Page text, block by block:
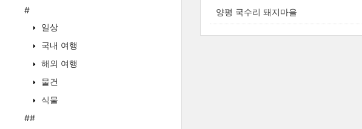
#
일상
국내 여행
해외 여행
물건
식물
##
양평 국수리 돼지마을